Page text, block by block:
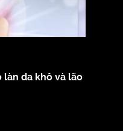
làn da khô và lão